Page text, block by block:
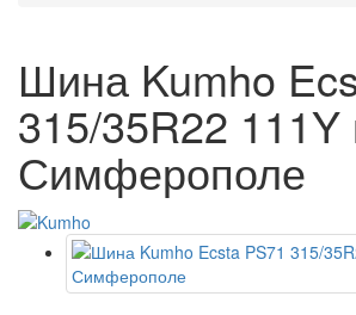
Шина Kumho
315/35R22 111Y
Симферополе